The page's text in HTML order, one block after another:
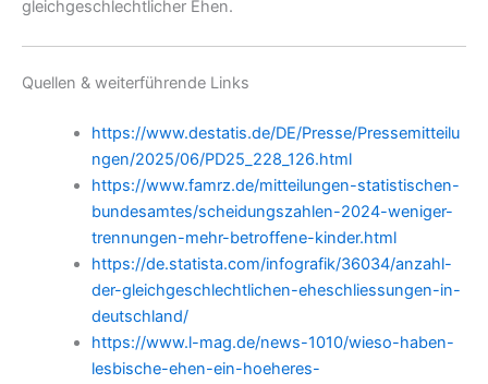
gleichgeschlechtlicher Ehen.
Quellen & weiterführende Links
https://www.destatis.de/DE/Presse/Pressemitteilu
ngen/2025/06/PD25_228_126.html
https://www.famrz.de/mitteilungen-statistischen-
bundesamtes/scheidungszahlen-2024-weniger-
trennungen-mehr-betroffene-kinder.html
https://de.statista.com/infografik/36034/anzahl-
der-gleichgeschlechtlichen-eheschliessungen-in-
deutschland/
https://www.l-mag.de/news-1010/wieso-haben-
lesbische-ehen-ein-hoeheres-